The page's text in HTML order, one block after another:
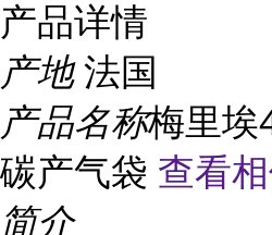
产品详情
产地 法国
产品名称梅里埃
碳产气袋 查看
简介